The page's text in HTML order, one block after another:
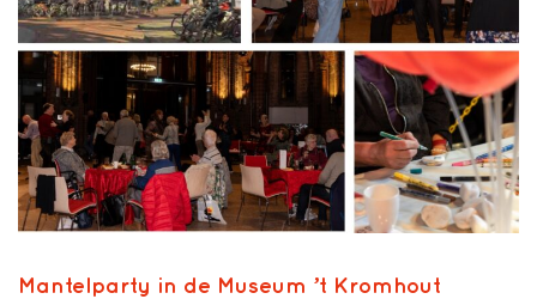
Mantelparty in de Museum ’t Kromhout